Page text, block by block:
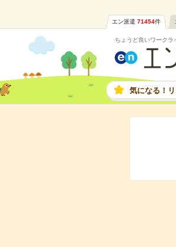
エン派遣 71454件
ちょうど良いワークラ
気になる！